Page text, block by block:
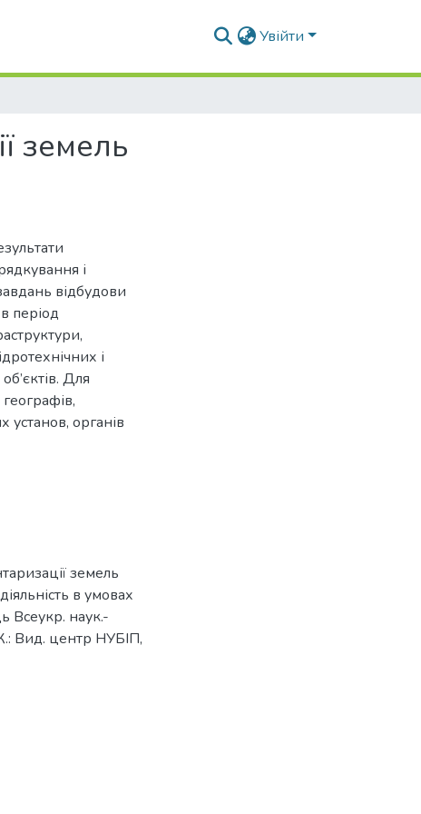
Увійти
земель
і
відбудови
період
і
Для
установ, органів
земель
в умовах
Всеукр. наук.-
Вид. центр НУБІП,